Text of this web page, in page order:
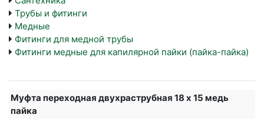
Трубы и фитинги
Медные
Фитинги для медной трубы
Фитинги медные для капилярной пайки (пайка-пайка)
Муфта переходная двухраструбная 18 х 15 медь
пайка